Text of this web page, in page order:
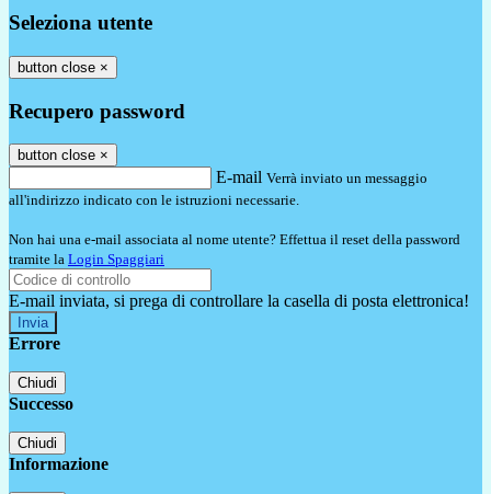
Seleziona utente
button close ×
Recupero password
button close ×
E-mail Verrà inviato un messaggio
all'indirizzo indicato con le istruzioni necessarie.
Non hai una e-mail associata al nome utente? Effettua il reset della password
tramite la Login Spaggiari
E-mail inviata, si prega di controllare la casella di posta elettronica!
Errore
Chiudi
Successo
Chiudi
Informazione